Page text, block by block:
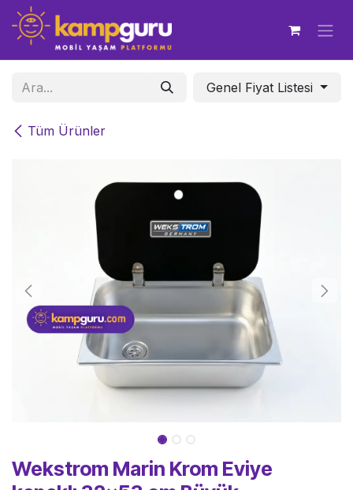
İçereği Atla
Tüm Ürünler
Genel Fiyat Listesi
Wekstrom Marin Krom Eviye